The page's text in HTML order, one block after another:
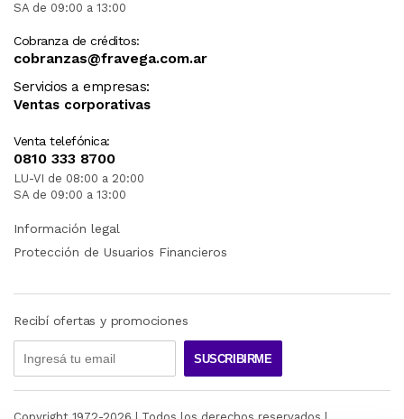
SA de 09:00 a 13:00
Cobranza de créditos:
cobranzas@fravega.com.ar
Servicios a empresas:
Ventas corporativas
Venta telefónica:
0810 333 8700
LU-VI de 08:00 a 20:00
SA de 09:00 a 13:00
Información legal
Protección de Usuarios Financieros
Recibí ofertas y promociones
SUSCRIBIRME